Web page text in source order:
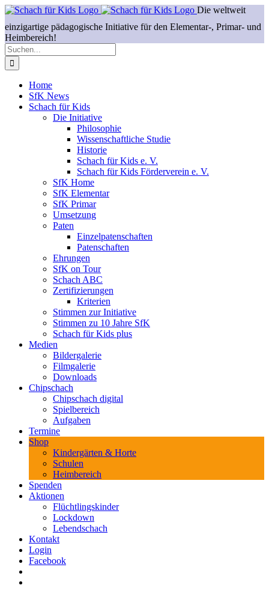
Skip
content
Suche
nach:
Home
SfK News
Schach für Kids
Die Initiative
Philosophie
Wissenschaftliche Studie
Historie
Schach für Kids e. V.
Schach für Kids Förderverein e. V.
SfK Home
SfK Elementar
SfK Primar
Umsetzung
Paten
Einzelpatenschaften
Patenschaften
Ehrungen
SfK on Tour
Schach ABC
Zertifizierungen
Kriterien
Stimmen zur Initiative
Stimmen zu 10 Jahre SfK
Schach für Kids plus
Medien
Bildergalerie
Filmgalerie
Downloads
Chipschach
Chipschach digital
Spielbereich
Aufgaben
Termine
Shop
Kindergärten & Horte
Schulen
Heimbereich
Spenden
Aktionen
Flüchtlingskinder
Lockdown
Lebendschach
Kontakt
Login
Facebook